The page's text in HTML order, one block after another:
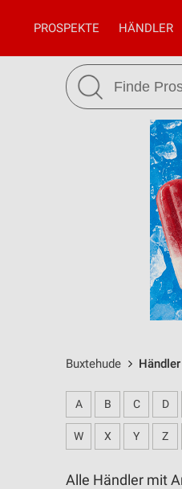
PROSPEKTE HÄNDLER
Buxtehude
A B C D
W X Y Z
Alle Händler mit